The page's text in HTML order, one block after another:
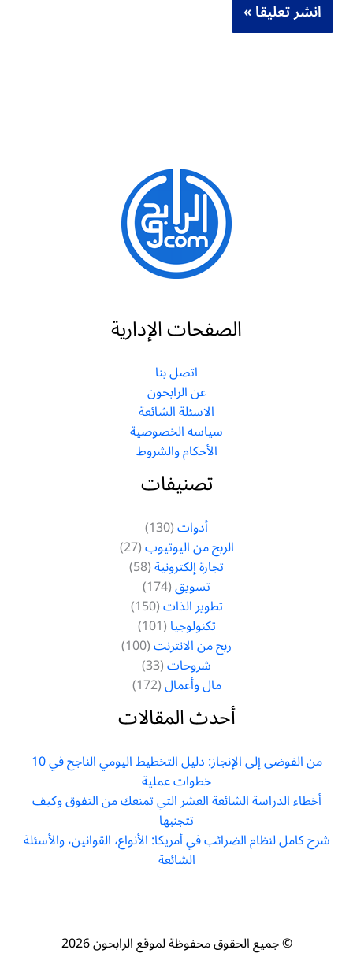
الصفحات الإدارية
اتصل بنا
عن الرابحون
الاسئلة الشائعة
سياسه الخصوصية
الأحكام والشروط
تصنيفات
أدوات(130)
الربح من اليوتيوب(27)
تجارة إلكترونية(58)
تسويق(174)
تطوير الذات(150)
تكنولوجيا(101)
ربح من الانترنت(100)
شروحات(33)
مال وأعمال(172)
أحدث المقالات
من الفوضى إلى الإنجاز: دليل التخطيط اليومي الناجح في 10
خطوات عملية
أخطاء الدراسة الشائعة العشر التي تمنعك من التفوق وكيف
تتجنبها
شرح كامل لنظام الضرائب في أمريكا: الأنواع، القوانين، والأسئلة
الشائعة
© جميع الحقوق محفوظة لموقع الرابحون 2026